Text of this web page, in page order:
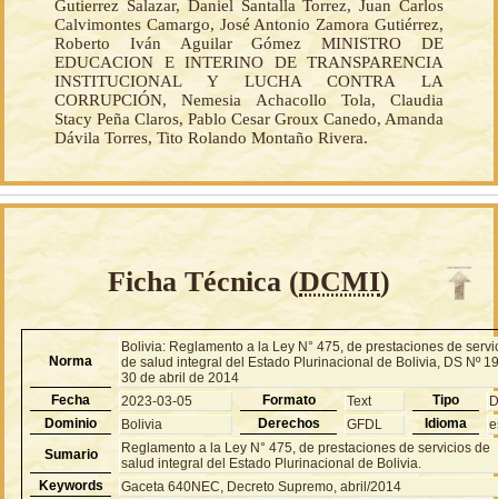
Gutierrez Salazar, Daniel Santalla Torrez, Juan Carlos
Calvimontes Camargo, José Antonio Zamora Gutiérrez,
Roberto Iván Aguilar Gómez MINISTRO DE
EDUCACION E INTERINO DE TRANSPARENCIA
INSTITUCIONAL Y LUCHA CONTRA LA
CORRUPCIÓN, Nemesia Achacollo Tola, Claudia
Stacy Peña Claros, Pablo Cesar Groux Canedo, Amanda
Dávila Torres, Tito Rolando Montaño Rivera.
Ficha Técnica (DCMI)
Norma
Bolivia: Reglamento a la Ley N° 475, de prestaciones de
de salud integral del Estado Plurinacional de Bolivia, DS Nº
30 de abril de 2014
Fecha
2023-03-05 Formato Text Tipo
Dominio
Bolivia Derechos GFDL Idioma
Sumario
Reglamento a la Ley N° 475, de prestaciones de servicios de
salud integral del Estado Plurinacional de Bolivia.
Keywords
Gaceta 640NEC, Decreto Supremo, abril/2014